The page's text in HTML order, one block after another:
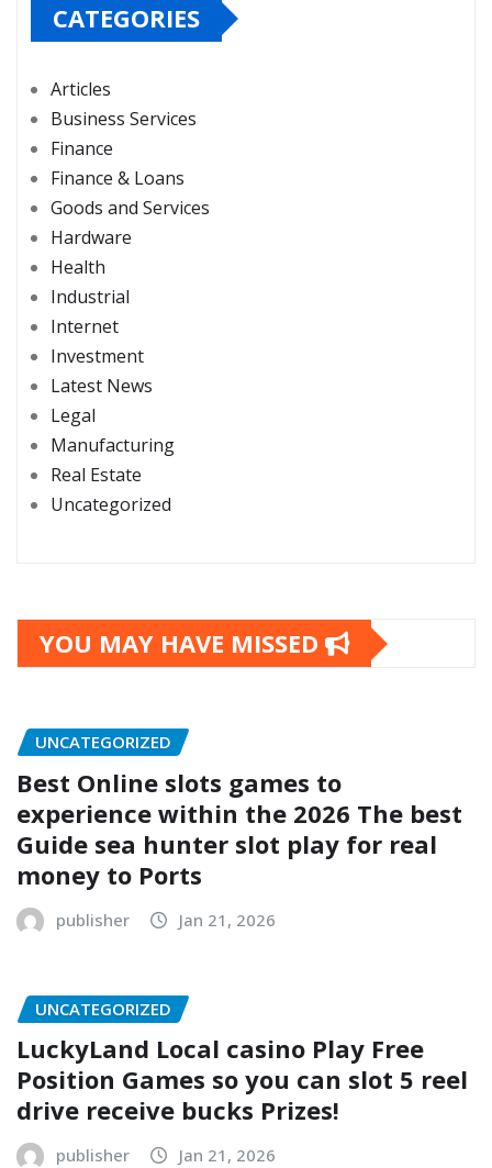
CATEGORIES
Articles
Business Services
Finance
Finance & Loans
Goods and Services
Hardware
Health
Industrial
Internet
Investment
Latest News
Legal
Manufacturing
Real Estate
Uncategorized
YOU MAY HAVE MISSED
UNCATEGORIZED
Best Online slots games to
experience within the 2026 The best
Guide sea hunter slot play for real
money to Ports
publisher Jan 21, 2026
UNCATEGORIZED
LuckyLand Local casino Play Free
Position Games so you can slot 5 reel
drive receive bucks Prizes!
publisher Jan 21, 2026